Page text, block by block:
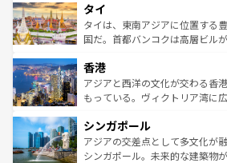
リティに包まれながら、韓国の
わってみてほしい。
覧を参照してほしい。
急速な発展と共に伝統が息づく
ーチミン市のフランス統治時代
醸し出している。また、バラエ
とつ。フォーやバインミー、ベ
ひ現地で味わいたい。どの地域
が旅行者を迎えてくれるので、
参照してほしい。
タイ
タイは、東南アジアに位置する
国だ。首都バンコクは高層ビル
の活気が交差している。北部で
帯で自然と触れ合い、南部では
いビーチでリゾート気分を楽し
激する。気候は一年中温暖で、
が待っている。親しみやすいタ
た文化、そして多様な観光資源
香港
アジアと西洋の文化が交わる香
もっている。ヴィクトリア湾に
み、どこを訪れても感動するは
ており、効率よく見どころを回
うな絶景から文化的な体験まで
シンガポール
アジアの交差点として多文化が
シンガポール。未来的な建築物